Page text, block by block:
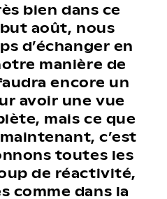
bien dans ce
août, nous
d’échanger en
manière de
encore un
avoir une vue
mais ce que
c’est
toutes les
de réactivité,
comme dans la